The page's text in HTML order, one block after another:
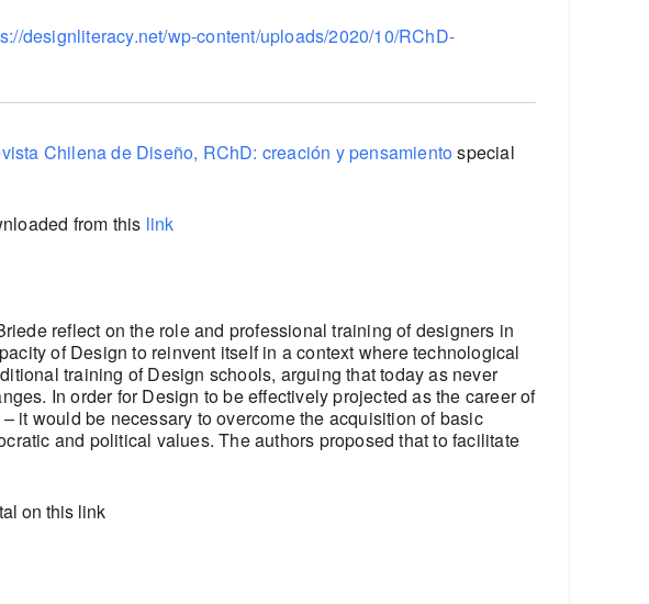
designliteracy.net/wp-content/uploads/2020/10/RChD-
Chilena de Diseño, RChD: creación y pensamientospecial
from this link
reflect on the role and professional training of designers in
of Design to reinvent itself in a context where technological
training of Design schools, arguing that today as never
In order for Design to be effectively projected as the career of
it would be necessary to overcome the acquisition of basic
and political values. The authors proposed that to facilitate
on this link